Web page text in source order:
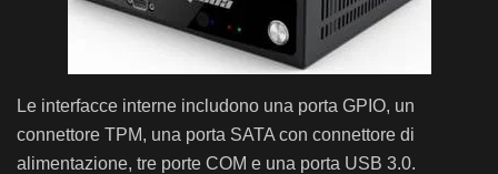
Le interfacce interne includono una porta GPIO, un
connettore TPM, una porta SATA con connettore di
alimentazione, tre porte COM e una porta USB 3.0.